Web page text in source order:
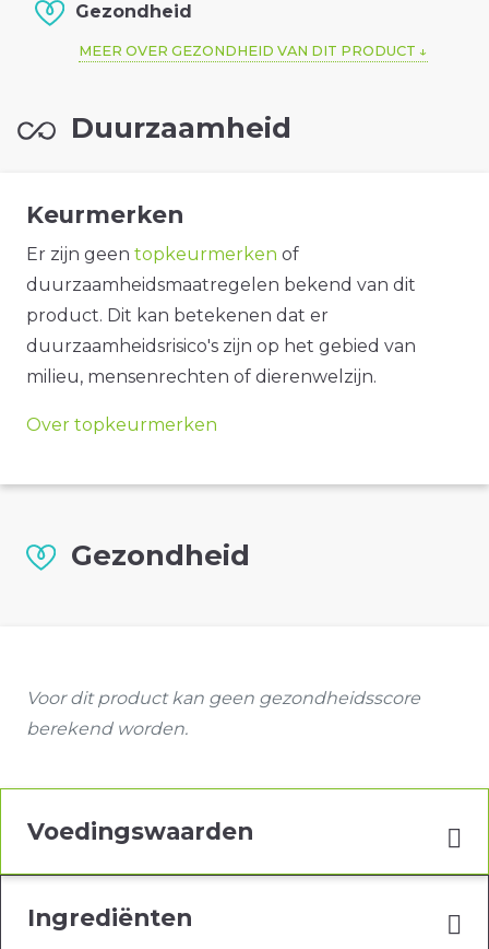
Gezondheid
MEER OVER GEZONDHEID VAN DIT PRODUCT
Duurzaamheid
Keurmerken
Er zijn geen topkeurmerken of
duurzaamheidsmaatregelen bekend van dit
product. Dit kan betekenen dat er
duurzaamheidsrisico's zijn op het gebied van
milieu, mensenrechten of dierenwelzijn.
Over topkeurmerken
Gezondheid
Voor dit product kan geen gezondheidsscore
berekend worden.
Voedingswaarden
Ingrediënten